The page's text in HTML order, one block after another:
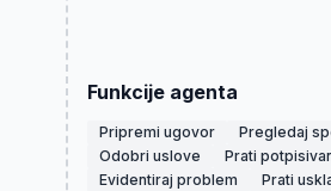
Funkcije agenta
Pripremi ugovor
Pregledaj
Odobri uslove
Prati
Evidentiraj problem
Prati